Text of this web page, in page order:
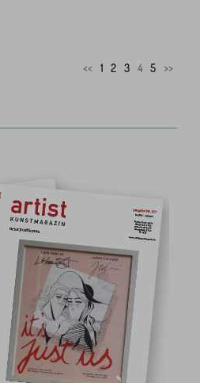
<< 1 2 3 4 5 >>